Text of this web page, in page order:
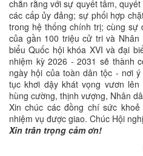
chắn rằng với sự quyết tâm,
các cấp ủy đảng; sự phối hợp
trong hệ thống chính trị; cùng
của gần 100 triệu cử tri và
biểu Quốc hội khóa XVI và đại
nhiệm kỳ 2026 - 2031 sẽ thành
ngày hội của toàn dân tộc - nơi
tục khơi dậy khát vọng vươn
hùng cường, thịnh vượng, Nhân
Xin chúc các đồng chí sức
nhiệm vụ được giao. Chúc Hội
Xin trân trọng cảm ơn!